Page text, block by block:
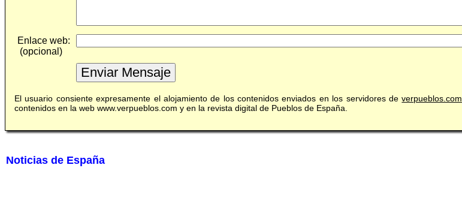
Enlace web:
(opcional)
El usuario consiente expresamente el alojamiento de los contenidos enviados en los servidores deverpueblos.com
contenidos en la web www.verpueblos.com y en la revista digital de Pueblos de España.
Noticias de España